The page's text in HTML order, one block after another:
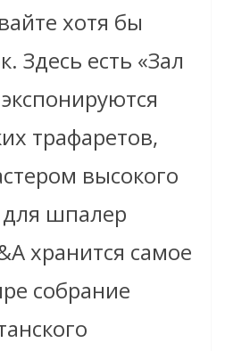
хотя бы
Здесь есть «Зал
трафаретов,
высокого
шпалер
хранится самое
собрание